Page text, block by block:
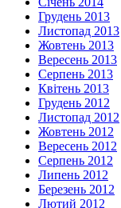
Грудень 2013
Листопад 2013
Жовтень 2013
Вересень 2013
Серпень 2013
Квітень 2013
Грудень 2012
Листопад 2012
Жовтень 2012
Вересень 2012
Серпень 2012
Липень 2012
Березень 2012
Лютий 2012